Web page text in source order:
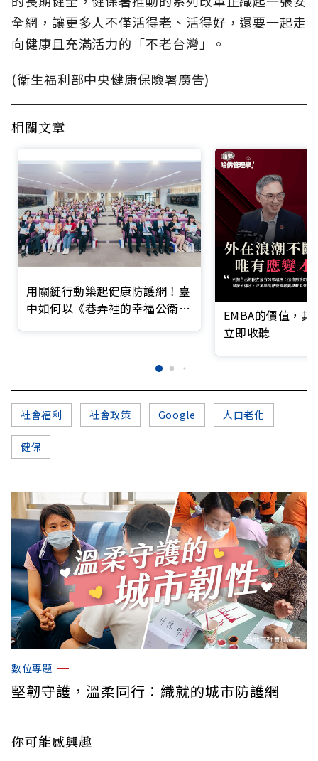
全網，讓更多人不僅活得老、活得好，還要一起走
向健康且充滿活力的「不老台灣」。
(衛生福利部中央健康保險署廣告)
相關文章
用關鍵行動築起健康防護網！臺
中如何以《巷弄裡的幸福公衛》
EMBA的價值，
立即收聽
社會福利 社會政策 Google 人口老化
健保
數位專題
堅韌守護，溫柔同行：織就的城市防護網
你可能感興趣